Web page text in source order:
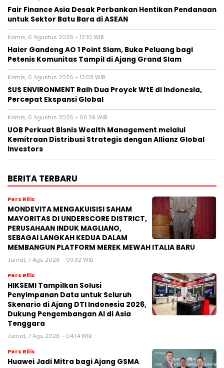
Fair Finance Asia Desak Perbankan Hentikan Pendanaan
untuk Sektor Batu Bara di ASEAN
Kamis, 6 Agustus 2026 - 12:10 WIB
Haier Gandeng AO 1 Point Slam, Buka Peluang bagi
Petenis Komunitas Tampil di Ajang Grand Slam
Kamis, 6 Agustus 2026 - 12:08 WIB
SUS ENVIRONMENT Raih Dua Proyek WtE di Indonesia,
Percepat Ekspansi Global
Kamis, 6 Agustus 2026 - 06:39 WIB
UOB Perkuat Bisnis Wealth Management melalui
Kemitraan Distribusi Strategis dengan Allianz Global
Investors
BERITA TERBARU
Pers Rilis
MONDEVITA MENGAKUISISI SAHAM
MAYORITAS DI UNDERSCORE DISTRICT,
PERUSAHAAN INDUK MAGLIANO,
SEBAGAI LANGKAH KEDUA DALAM
MEMBANGUN PLATFORM MEREK MEWAH ITALIA BARU
Jumat, 7 Agu 2026 - 09:32 WIB
Pers Rilis
HIKSEMI Tampilkan Solusi
Penyimpanan Data untuk Seluruh
Skenario di Ajang DTI Indonesia 2026,
Dukung Pengembangan AI di Asia
Tenggara
Jumat, 7 Agu 2026 - 04:14 WIB
Pers Rilis
Huawei Jadi Mitra bagi Ajang GSMA